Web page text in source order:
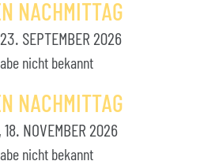
NACHMITTAG
SEPTEMBER 2026
nicht bekannt
NACHMITTAG
18. NOVEMBER 2026
nicht bekannt